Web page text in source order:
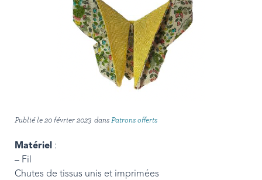
Publié le 20 février 2023 dans Patrons offerts
Matériel :
– Fil
Chutes de tissus unis et imprimées